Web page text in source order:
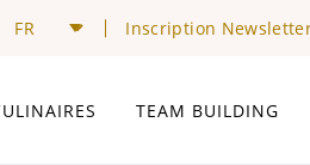
Inscription
TEAM BUILDING